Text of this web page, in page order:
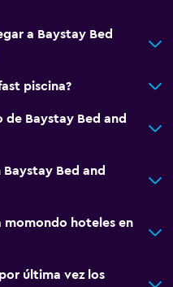
a Baystay Bed
piscina?
de Baystay Bed and
Bed and
momondo hoteles en
última vez los